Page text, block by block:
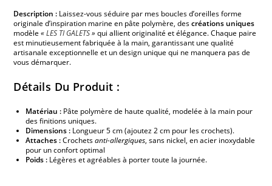
Description : Laissez-vous séduire par mes boucles d’oreilles forme
originale d’inspiration marine en pâte polymère, descréations uniques
modèle«LES TI GALETS»qui allient originalité et élégance. Chaque paire
est minutieusement fabriquée à la main, garantissant une qualité
artisanale exceptionnelle et un design unique qui ne manquera pas de
vous démarquer.
Détails Du Produit :
Matériau : Pâte polymère de haute qualité, modelée à la main pour
des finitions uniques.
Dimensions : Longueur 5 cm (ajoutez 2 cm pour les crochets).
Attaches :Crochetsanti-allergiques, sans nickel, en acier inoxydable
pour un confort optimal
Poids : Légères et agréables à porter toute la journée.